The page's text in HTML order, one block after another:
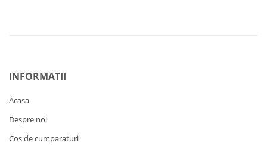
INFORMATII
Acasa
Despre noi
Cos de cumparaturi